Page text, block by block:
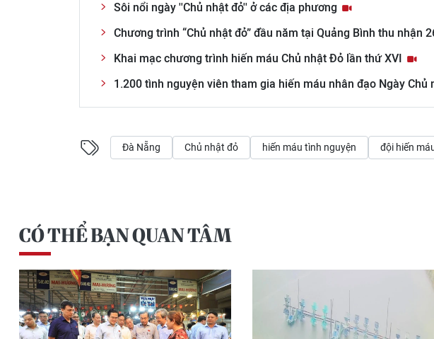
Sôi nổi ngày ''Chủ nhật đỏ'' ở các địa phương
Chương trình “Chủ nhật đỏ” đầu năm tại Quảng Bình thu nhận
Khai mạc chương trình hiến máu Chủ nhật Đỏ lần thứ XVI
1.200 tình nguyện viên tham gia hiến máu nhân đạo Ngày Chủ
Đà Nẵng Chủ nhật đỏ hiến máu tình nguyện đội hiến
CÓ THỂ BẠN QUAN TÂM